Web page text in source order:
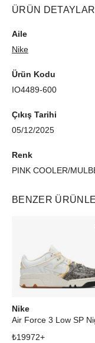
bu model, her mevsim
ÜRÜN DETAYLARI
Aile
Nike
Ürün Kodu
IO4489-600
Çıkış Tarihi
05/12/2025
Renk
PINK COOLER/
BENZER
Nike
₺19972+